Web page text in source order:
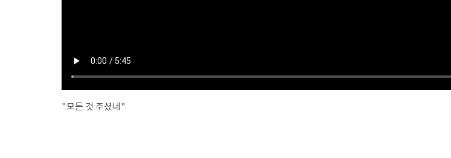
"모든 것 주셨네"